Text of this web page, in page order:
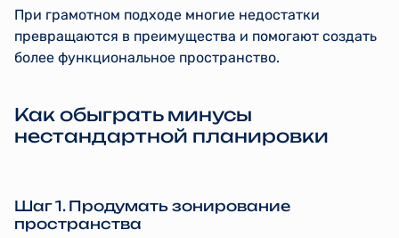
При грамотном подходе многие недостатки
превращаются в преимущества и помогают создать
более функциональное пространство.
Как обыграть минусы
нестандартной планировки
Шаг 1. Продумать зонирование
пространства